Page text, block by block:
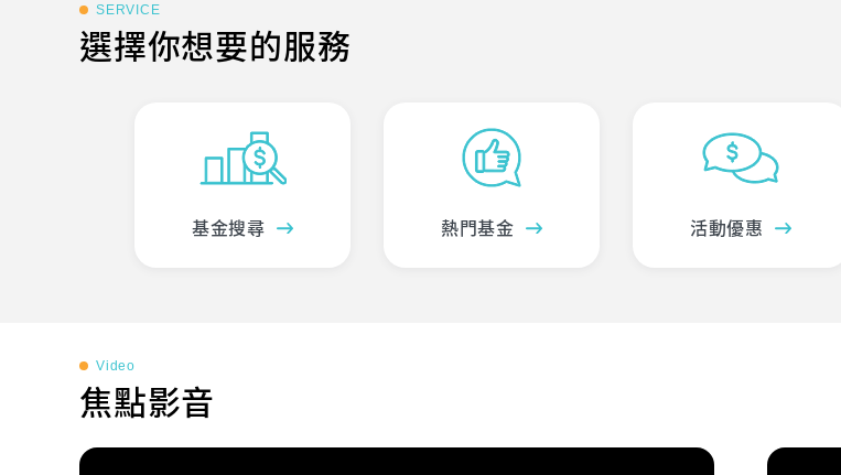
SERVICE
選擇你想要的服務
基金搜尋 熱門基金 活動優惠
Video
焦點影音